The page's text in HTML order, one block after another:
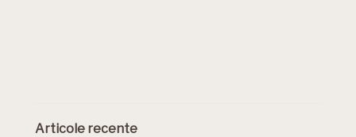
Articole recente